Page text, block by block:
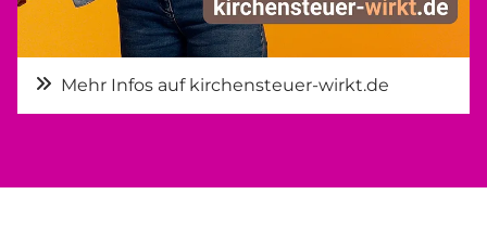
Mehr Infos auf kirchensteuer-wirkt.de